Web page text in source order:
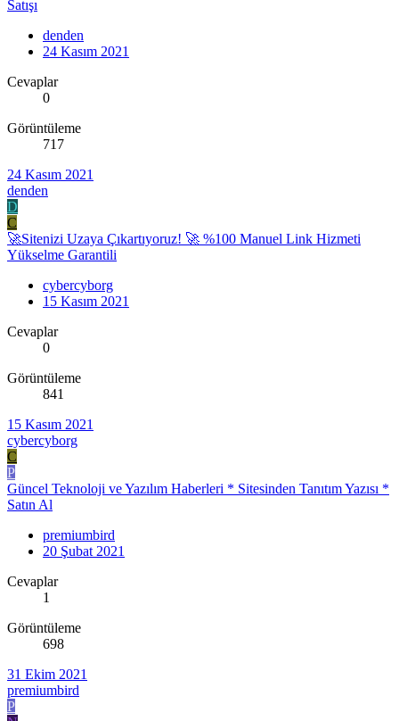
Satışı
denden
24 Kasım 2021
Cevaplar
0
Görüntüleme
717
24 Kasım 2021
denden
D
C
🚀Sitenizi Uzaya Çıkartıyoruz! 🚀 %100 Manuel Link Hizmeti
Yükselme Garantili
cybercyborg
15 Kasım 2021
Cevaplar
0
Görüntüleme
841
15 Kasım 2021
cybercyborg
C
P
Güncel Teknoloji ve Yazılım Haberleri * Sitesinden Tanıtım Yazısı *
Satın Al
premiumbird
20 Şubat 2021
Cevaplar
1
Görüntüleme
698
31 Ekim 2021
premiumbird
P